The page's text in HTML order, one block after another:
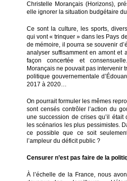
Christelle Morançais (Horizons),
elle ignorer la situation budgétaire
Ce sont la culture, les sports,
qui vont « trinquer » dans les Pays
de mémoire, il pourra se souvenir
analyser suffisamment en amont et
façon concertée et
Morançais ne pouvait pas intervenir
politique gouvernementale
2017 à 2020…
On pourrait formuler les mêmes
sont censés contrôler l’action du
une succession de crises qu’il était
les scénarios les plus pessimistes.
ce possible que ce soit
l’ampleur du déficit public ?
Censurer n’est pas faire de la
À l’échelle de la France, nous